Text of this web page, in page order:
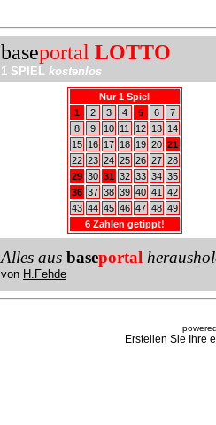
baseportal LOTTO
1 SPIEL kostenlos
Nur 1 Spiel
1
2 3 4 5 6
7
8
9 10 11 12 13
14
15
16 17 18 19 20 21
22 23 24 25 26 27 28
29 30 31 32 33 34 35
36 37 38 39 40 41
42
43 44 45 46 47 48 49
6 Zahlen getippt!
Alles aus baseportal
von H.Fehde
Erstellen Sie Ihre